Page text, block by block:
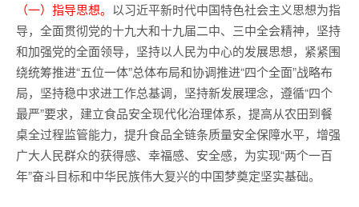
（一）指导思想。 以习近平新时代中国特色社会主义思想为指
导，全面贯彻党的十九大和十九届二中、三中全会精神，坚持
和加强党的全面领导，坚持以人民为中心的发展思想，紧紧围
绕统筹推进“五位一体”总体布局和协调推进“四个全面”战略布
局，坚持稳中求进工作总基调，坚持新发展理念，遵循“四个
最严”要求，建立食品安全现代化治理体系，提高从农田到餐
桌全过程监管能力，提升食品全链条质量安全保障水平，增强
广大人民群众的获得感、幸福感、安全感，为实现“两个一百
年”奋斗目标和中华民族伟大复兴的中国梦奠定坚实基础。